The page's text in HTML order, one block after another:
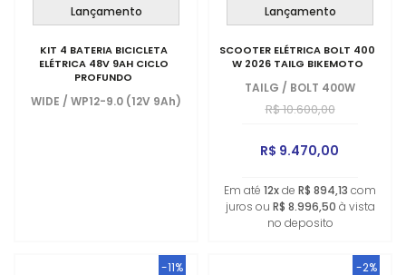
Lançamento
KIT 4 BATERIA BICICLETA
ELÉTRICA 48V 9AH CICLO
PROFUNDO
WIDE / WP12-9.0 (12V 9Ah)
Lançamento
SCOOTER ELÉTRICA BOLT 400
W 2026 TAILG BIKEMOTO
TAILG / BOLT 400W
R$ 10.600,00
R$ 9.470,00
Em até 12xde R$ 894,13 com
juros ou R$ 8.996,50 à vista
no deposito
-11% -2%